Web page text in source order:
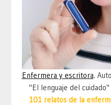
Enfermera y escritora.
"El lenguaje del
101 relatos de la